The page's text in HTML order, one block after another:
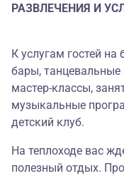
РАЗВЛЕЧЕНИЯ И
К услугам гостей
бары,
мастер-классы,
музыкальные
детский клуб.
На теплоходе вас
полезный отдых.